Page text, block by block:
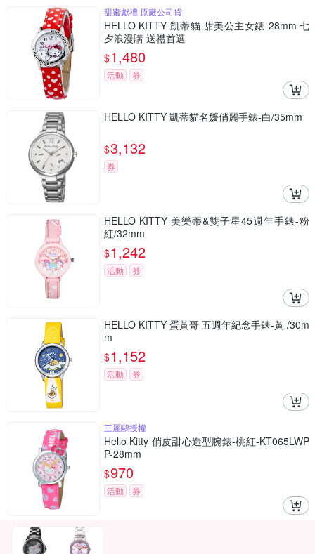
甜蜜獻禮 原廠公司貨
HELLO KITTY 凱蒂貓 甜美公主女錶-28mm 七
夕浪漫購 送禮首選
$1,480
活動 券
HELLO KITTY 凱蒂貓名媛俏麗手錶-白/35mm
$3,132
券
HELLO KITTY 美樂蒂&雙子星45週年手錶-粉
紅/32mm
$1,242
活動 券
HELLO KITTY 蛋黃哥 五週年紀念手錶-黃 /30m
m
$1,152
活動 券
三麗鷗授權
Hello Kitty 俏皮甜心造型腕錶-桃紅-KT065LWP
P-28mm
$970
活動 券